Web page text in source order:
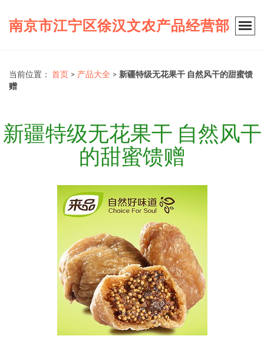
南京市江宁区徐汉文农产品经营部
当前位置： 首页 > 产品大全 > 新疆特级无花果干 自然风干的甜蜜馈
赠
新疆特级无花果干 自然风干
的甜蜜馈赠